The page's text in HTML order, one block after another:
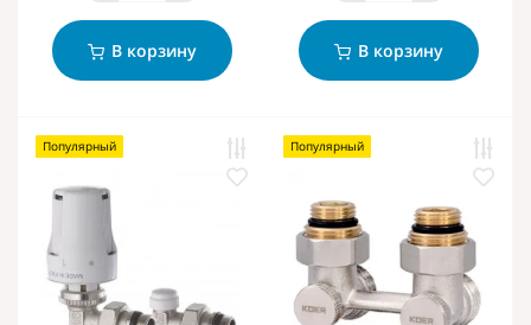
В корзину В корзину
Популярный Популярный